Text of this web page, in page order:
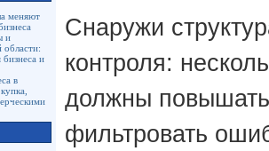
меняют
и
области:
бизнеса и
в
Снаружи
контроля:
должны
фильтровать